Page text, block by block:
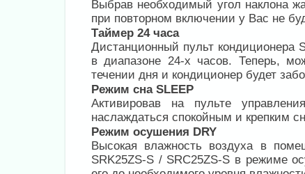
Выбрав необходимый угол наклона
при повторном включении у Вас не
Таймер 24 часа
Дистанционный пульт
в диапазоне 24-х часов. Теперь,
течении дня и кондиционер будет
Режим сна SLEEP
Активировав на пульте
наслаждаться спокойным и крепким
Режим осушения DRY
Высокая влажность воздуха в
SRK25ZS-S / SRC25ZS-S в режиме